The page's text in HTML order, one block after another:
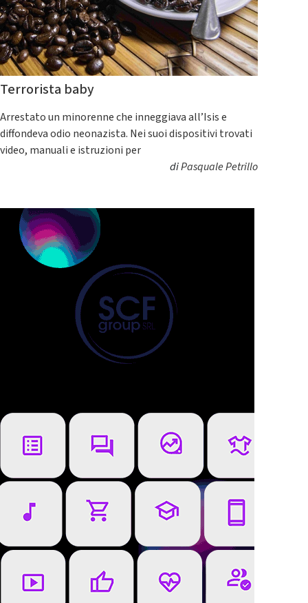
Terrorista baby
Arrestato un minorenne che inneggiava all’Isis e
diffondeva odio neonazista. Nei suoi dispositivi trovati
video, manuali e istruzioni per
diPasquale Petrillo